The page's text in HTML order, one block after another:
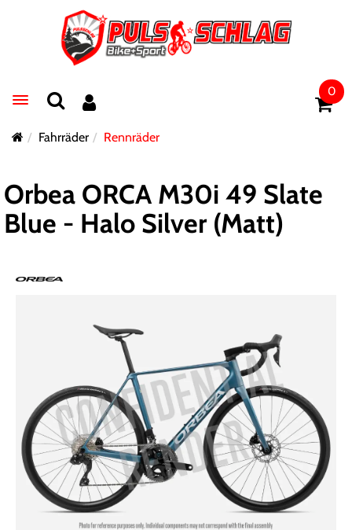
Toggle navigation
0
Fahrräder Rennräder
Orbea ORCA M30i 49 Slate
Blue - Halo Silver (Matt)